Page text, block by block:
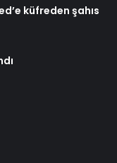
küfreden şahıs